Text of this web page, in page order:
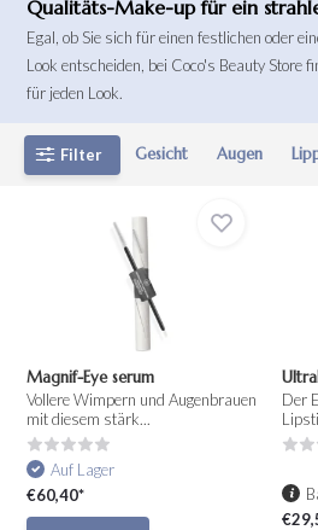
Qualitäts-Make-up für ein
Egal, ob Sie sich für einen festlichen oder
Look entscheiden, bei Coco's Beauty Store
für jeden Look.
Filter Gesicht Augen
Magnif-Eye serum
Vollere Wimpern und Augenbrauen
mit diesem stärk...
Auf Lager
€60,40*
Der